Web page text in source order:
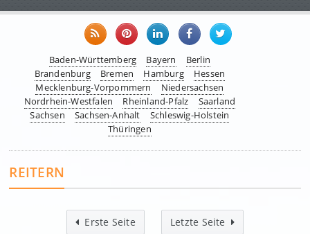
Baden-Württemberg Bayern
Berlin
Brandenburg
Bremen Hamburg
Hessen
Mecklenburg-Vorpommern
Niedersachsen
Nordrhein-Westfalen
Rheinland-Pfalz
Saarland
Sachsen
Sachsen-Anhalt
Schleswig-Holstein
Thüringen
REITERN
Erste Seite Letzte Seite